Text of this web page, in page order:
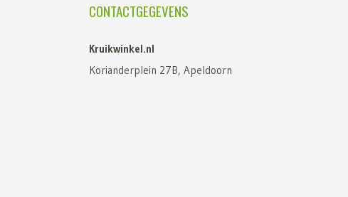
CONTACTGEGEVENS
Kruikwinkel.nl
Korianderplein 27B, Apeldoorn